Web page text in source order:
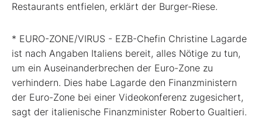
Restaurants entfielen, erklärt der Burger-Riese.
* EURO-ZONE/VIRUS - EZB-Chefin Christine Lagarde
ist nach Angaben Italiens bereit, alles Nötige zu tun,
um ein Auseinanderbrechen der Euro-Zone zu
verhindern. Dies habe Lagarde den Finanzministern
der Euro-Zone bei einer Videokonferenz zugesichert,
sagt der italienische Finanzminister Roberto Gualtieri.